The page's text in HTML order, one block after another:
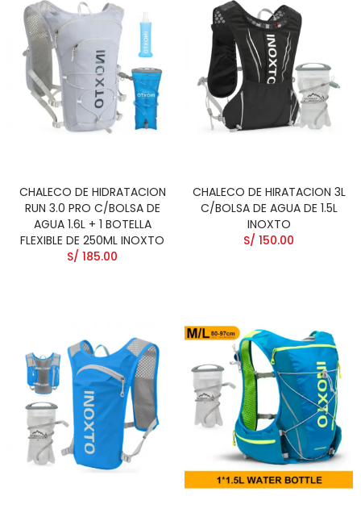
CHALECO DE HIDRATACION
RUN 3.0 PRO C/BOLSA DE
AGUA 1.6L + 1 BOTELLA
FLEXIBLE DE 250ML INOXTO
S/ 185.00
CHALECO DE HIRATACION 3L
C/BOLSA DE AGUA DE 1.5L
INOXTO
S/ 150.00